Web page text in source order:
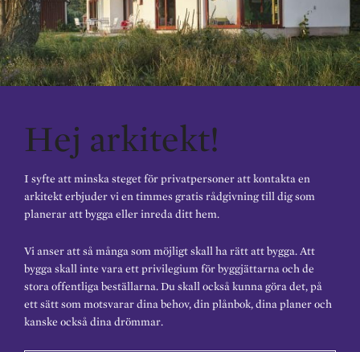
Hej arkitekt!
I syfte att minska steget för privatpersoner att kontakta en
arkitekt erbjuder vi en timmes gratis rådgivning till dig som
planerar att bygga eller inreda ditt hem.
Vi anser att så många som möjligt skall ha rätt att bygga. Att
bygga skall inte vara ett privilegium för byggjättarna och de
stora offentliga beställarna. Du skall också kunna göra det, på
ett sätt som motsvarar dina behov, din plånbok, dina planer och
kanske också dina drömmar.